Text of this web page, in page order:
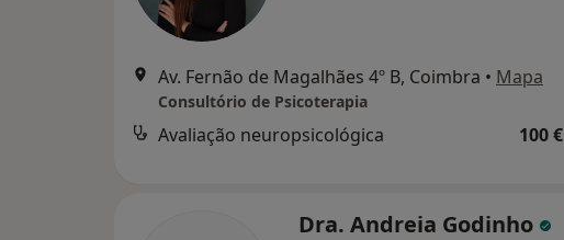
Av. Fernão de Magalhães 4º B, Coimbra • Mapa
Consultório de Psicoterapia
Avaliação neuropsicológica 100 €
Dra. Andreia Godinho